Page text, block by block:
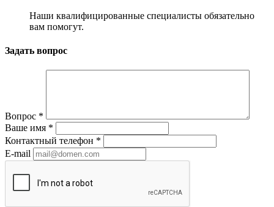
Наши квалифицированные специалисты обязательно
вам помогут.
Задать вопрос
Вопрос *
Ваше имя *
Контактный телефон *
E-mail